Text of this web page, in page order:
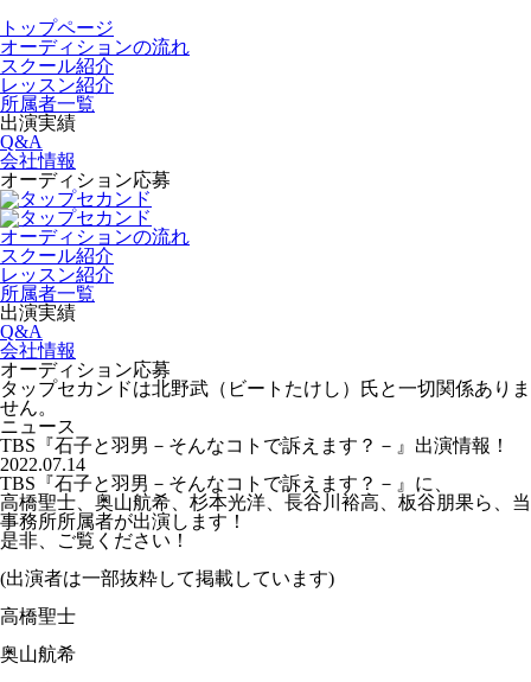
トップページ
オーディションの流れ
スクール紹介
レッスン紹介
所属者一覧
出演実績
Q&A
会社情報
オーディション応募
オーディションの流れ
スクール紹介
レッスン紹介
所属者一覧
出演実績
Q&A
会社情報
オーディション応募
タップセカンドは北野武（ビートたけし）氏と一切関係ありま
せん。
ニュース
TBS『石子と羽男－そんなコトで訴えます？－』出演情報！
2022.07.14
TBS『石子と羽男－そんなコトで訴えます？－』に、
高橋聖士、奥山航希、杉本光洋、長谷川裕高、板谷朋果ら、当
事務所所属者が出演します！
是非、ご覧ください！
(出演者は一部抜粋して掲載しています)
高橋聖士
奥山航希